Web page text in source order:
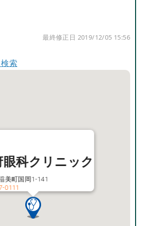
最終修正日 2019/12/05 15:56
索
眼科クリニック
美町国岡1-141
0111